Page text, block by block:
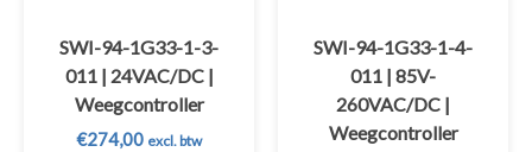
SWI-94-1G33-1-3-
011 | 24VAC/DC |
Weegcontroller
€274,00 excl. btw
SWI-94-1G33-1-4-
011 | 85V-
260VAC/DC |
Weegcontroller